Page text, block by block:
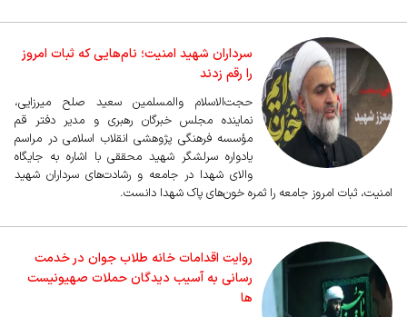
سرداران شهید امنیت؛ نام‌هایی که ثبات امروز
را رقم زدند
حجت‌الاسلام والمسلمین سعید صلح میرزایی،
نماینده مجلس خبرگان رهبری و مدیر دفتر قم
مؤسسه فرهنگی پژوهشی انقلاب اسلامی در مراسم
یادواره سرلشگر شهید محققی با اشاره به جایگاه
والای شهدا در جامعه و رشادت‌های سرداران شهید
امنیت، ثبات امروز جامعه را ثمره خون‌های پاک شهدا دانست.
روایت اقدامات خانه طلاب جوان در خدمت
رسانی به آسیب دیدگان حملات صهیونیست
ها